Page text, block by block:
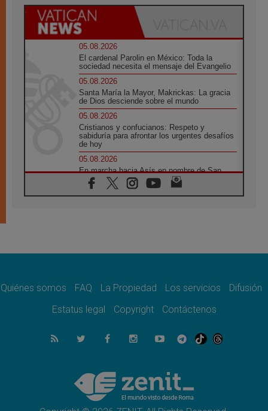
05.08.2026
El cardenal Parolin en México: Toda la
sociedad necesita el mensaje del Evangelio
05.08.2026
Santa María la Mayor, Makrickas: La gracia
de Dios desciende sobre el mundo
05.08.2026
Cristianos y confucianos: Respeto y
sabiduría para afrontar los urgentes desafíos
de hoy
05.08.2026
En marcha hacia Asís en nombre de San
Francisco, a la espera de León
05.08.2026
quienes bendicen la guerra
Ucrania: Ataque masivo en Kyiv durante la
noche
05.08.2026
Colombo: "La visita del Papa a Argentina
05.08.2026
Iglesia en Uruguay: la visita del Papa
fortalecerá la fe y la esperanza
Quiénes somos FAQ La Propiedad Los servicios
Difusión
Estatus legal
Copyright Contáctenos